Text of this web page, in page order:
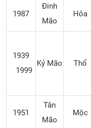
1987
Đinh
Mão
Hỏa
1939
1999
Kỷ Mão Thổ
1951
Tân
Mão
Mộc